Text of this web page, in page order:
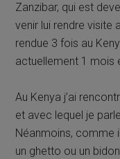
Zanzibar, qui est
venir lui rendre visite
rendue 3 fois au
actuellement 1 mois
Au Kenya j’ai
et avec lequel je
Néanmoins, comme
un ghetto ou un